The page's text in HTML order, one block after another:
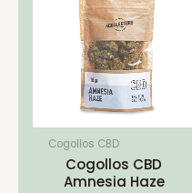
Cogollos CBD
Cogollos CBD
Amnesia Haze